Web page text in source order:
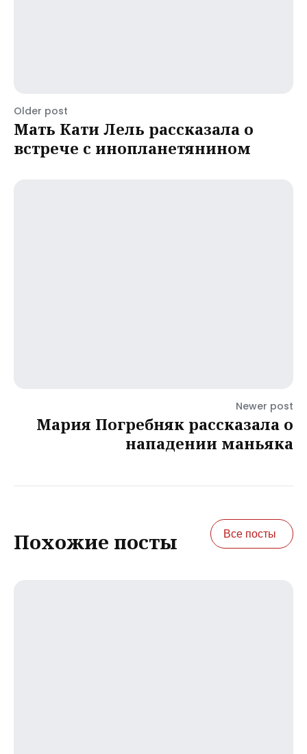
Older post
Мать Кати Лель рассказала о
встрече с инопланетянином
Newer post
Мария Погребняк рассказала о
нападении маньяка
Похожие посты Все посты